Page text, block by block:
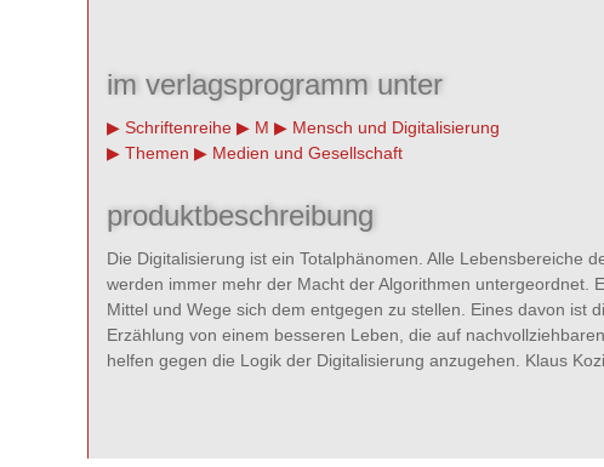
im verlagsprogramm unter
Schriftenreihe M
Mensch und Digitalisierung
Themen
Medien und Gesellschaft
produktbeschreibung
Die Digitalisierung ist ein Totalphänomen. Alle Lebensbereiche
werden immer mehr der Macht der Algorithmen untergeordnet.
Mittel und Wege sich dem entgegen zu stellen. Eines davon ist
Erzählung von einem besseren Leben, die auf
helfen gegen die Logik der Digitalisierung anzugehen. Klaus